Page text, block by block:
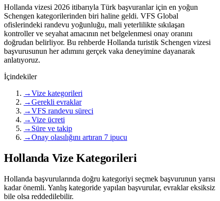
Hollanda vizesi 2026 itibarıyla Türk başvuranlar için en yoğun
Schengen kategorilerinden biri haline geldi. VFS Global
ofislerindeki randevu yoğunluğu, mali yeterlilikte sıkılaşan
kontroller ve seyahat amacının net belgelenmesi onay oranını
doğrudan belirliyor. Bu rehberde Hollanda turistik Schengen vizesi
başvurusunun her adımını gerçek vaka deneyimine dayanarak
anlatıyoruz.
İçindekiler
→Vize kategorileri
→Gerekli evraklar
→VFS randevu süreci
→Vize ücreti
→ Süre ve takip
→Onay olasılığını artıran 7 ipucu
Hollanda Vize Kategorileri
Hollanda başvurularında doğru kategoriyi seçmek başvurunun yarısı
kadar önemli. Yanlış kategoride yapılan başvurular, evraklar eksiksiz
bile olsa reddedilebilir.